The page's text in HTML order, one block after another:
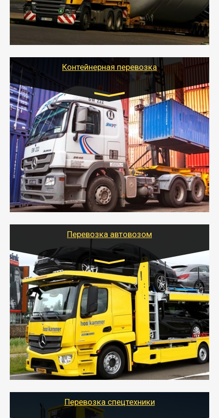
- Тайгер Логистик в короткие сроки поможет вам
качественно и безопасно перевезти негабаритные
грузы по всей России тралом, манипулятором и
другим транспортом и подобрать оптимальный
Контейнерная перевозка
Цена за км. Рассчитывается
индивидуально
- Контейнерные грузоперевозки на специальном
оборудованном транспорте быстро, качественно и
безопасно.
- Наша транспортная компания поможет
организовать доставку в порт и из порта
стандартных контейнеров на контейнеровозе,
шаландах и площадках (открытых кузовах),
используя надежные крепления.
Перевозка автовозом
Цена за км. Рассчитывается
индивидуально
- Перевозка автовозом от Тайгер Логистик – это
быстрый и безопасный способ доставить несколько
легковых автомобилей за одну поездку в другой
город.
- Наша транспортная компания организует доставку
машин автовозом, подобрав оптимальный маршрут с
учетом всех особенности по пути следования.
Перевозка спецтехники